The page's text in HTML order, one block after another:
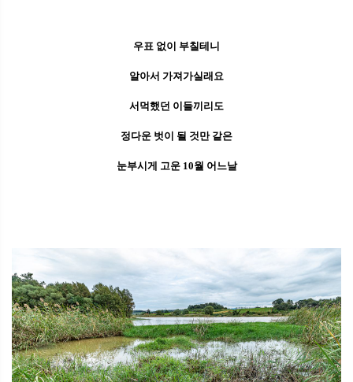
우표 없이 부칠테니
알아서 가져가실래요
서먹했던 이들끼리도
정다운 벗이 될 것만 같은
눈부시게 고운 10월 어느날